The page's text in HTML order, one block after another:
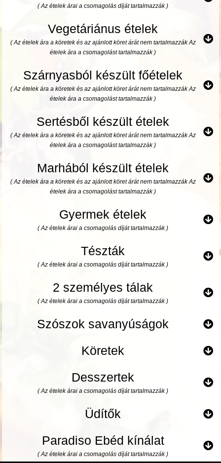
( Az ételek árai a csomagolás díját tartalmazzák )
Vegetáriánus ételek
( Az ételek ára a köretek és az ajánlott köret árát nem tartalmazzák Az
ételek ára a csomagolást tartalmazzák )
Szárnyasból készült főételek
( Az ételek ára a köretek és az ajánlott köret árát nem tartalmazzák Az
ételek ára a csomagolást tartalmazzák )
Sertésből készült ételek
( Az ételek ára a köretek és az ajánlott köret árát nem tartalmazzák Az
ételek ára a csomagolást tartalmazzák )
Marhából készült ételek
( Az ételek ára a köretek és az ajánlott köret árát nem tartalmazzák Az
ételek ára a csomagolást tartalmazzák )
Gyermek ételek
( Az ételek árai a csomagolás díját tartalmazzák )
Tészták
( Az ételek árai a csomagolás díját tartalmazzák )
2 személyes tálak
( Az ételek árai a csomagolás díját tartalmazzák )
Szószok savanyúságok
Köretek
Desszertek
( Az ételek árai a csomagolás díját tartalmazzák )
Üdítők
Paradiso Ebéd kínálat
( Az ételek árai a csomagolás díját tartalmazzák )